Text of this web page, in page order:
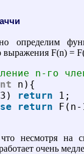
определим
выражения F(n) =
n-го
n){
return
1;
return
несмотря на
очень